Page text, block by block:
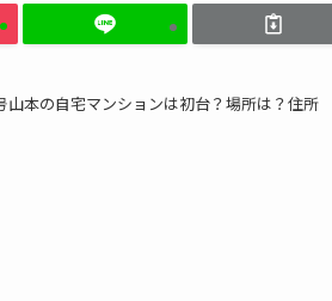
山本の自宅マンションは初台？場所は？住所